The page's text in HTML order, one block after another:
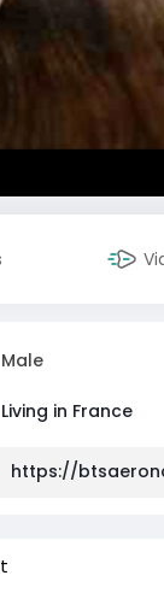
Male
Living in France
https://